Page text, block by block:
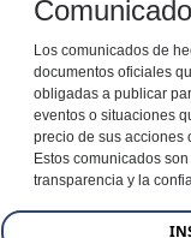
Los comunicados de
documentos oficiales
obligadas a publicar
eventos o situaciones
precio de sus acciones
Estos comunicados
transparencia y la